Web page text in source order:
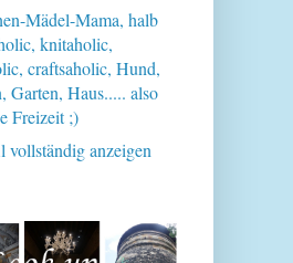
Mädel-Mama, halb
knitaholic,
craftsaholic, Hund,
Garten, Haus..... also
Freizeit ;)
vollständig anzeigen